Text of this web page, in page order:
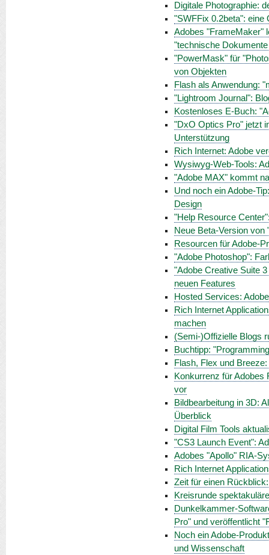
Digitale Photographie:
"SWFFix 0.2beta": eine
Adobes "FrameMaker"
"technische
"PowerMask" für
von Objekten
Flash als Anwendung:
"Lightroom Journal":
Kostenloses E-Buch:
"DxO Optics Pro" jetzt
Unterstützung
Rich Internet: Adobe
Wysiwyg-Web-Tools:
"Adobe MAX" kommt
Und noch ein Adobe-
Design
"Help Resource
Neue Beta-Version von
Resourcen für Adobe-
"Adobe Photoshop":
"Adobe Creative Suite
neuen Features
Hosted Services:
Rich Internet
machen
(Semi-)Offizielle Blogs
Buchtipp:
Flash, Flex und
Konkurrenz für Adobes
vor
Bildbearbeitung in 3D:
Überblick
Digital Film Tools
"CS3 Launch Event":
Adobes "Apollo" RIA-
Rich Internet
Zeit für einen
Kreisrunde
Dunkelkammer-
Pro" und veröffentlicht
Noch ein Adobe-
und Wissenschaft